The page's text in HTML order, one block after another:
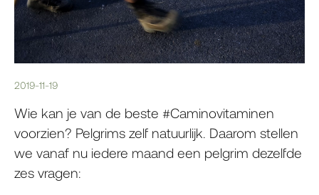
2019-11-19
Wie kan je van de beste #Caminovitaminen
voorzien? Pelgrims zelf natuurlijk. Daarom stellen
we vanaf nu iedere maand een pelgrim dezelfde
zes vragen: